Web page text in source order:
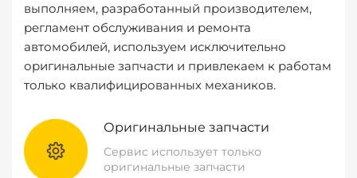
выполняем, разработанный производителем,
регламент обслуживания и ремонта
автомобилей, используем исключительно
оригинальные запчасти и привлекаем к работам
только квалифицированных механиков.
Оригинальные запчасти
Сервис использует только
оригинальные запчасти